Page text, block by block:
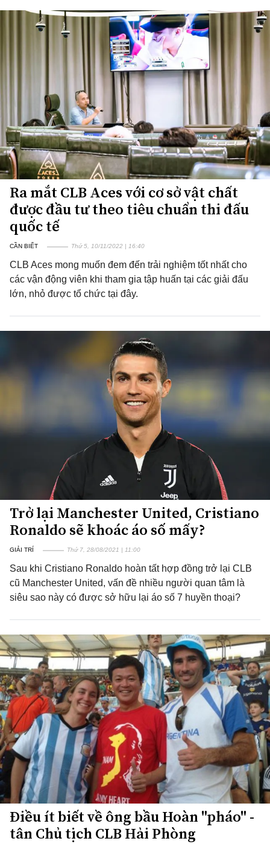
Ra mắt CLB Aces với cơ sở vật chất
được đầu tư theo tiêu chuẩn thi đấu
quốc tế
CẦN BIẾT Thứ 5, 10/11/2022 | 16:40
CLB Aces mong muốn đem đến trải nghiệm tốt nhất cho
các vận động viên khi tham gia tập huấn tại các giải đấu
lớn, nhỏ được tổ chức tại đây.
Trở lại Manchester United, Cristiano
Ronaldo sẽ khoác áo số mấy?
GIẢI TRÍ Thứ 7, 28/08/2021 | 11:00
Sau khi Cristiano Ronaldo hoàn tất hợp đồng trở lại CLB
cũ Manchester United, vấn đề nhiều người quan tâm là
siêu sao này có được sở hữu lại áo số 7 huyền thoại?
Điều ít biết về ông bầu Hoàn "pháo" -
tân Chủ tịch CLB Hải Phòng